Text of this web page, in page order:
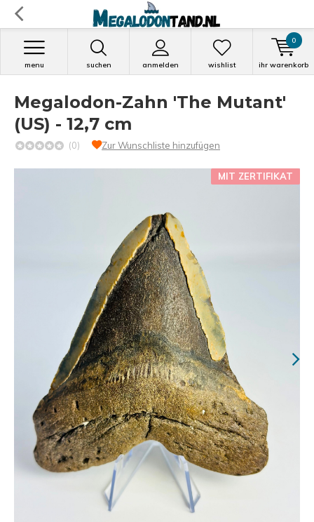
suchen anmelden
menu wishlist ihr warenkorb
0
Megalodon-Zahn 'The Mutant'
(US) - 12,7 cm
(0) Zur Wunschliste hinzufügen
MIT ZERTIFIKAT